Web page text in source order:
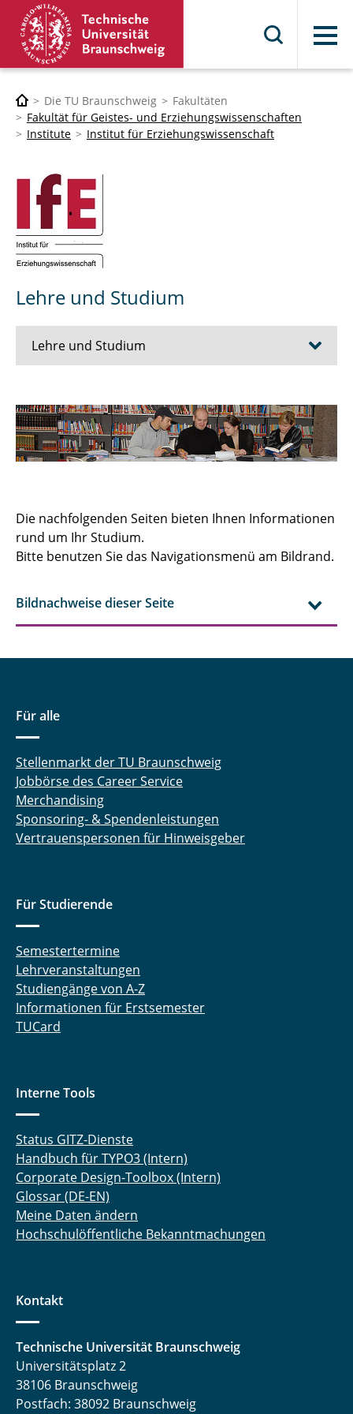
Menü
Die TU Braunschweig
Fakultäten
Fakultät für Geistes- und Erziehungswissenschaften
Institute
Institut für Erziehungswissenschaft
Lehre und Studium
Lehre und Studium
Formulare / Prüfungsanmeldung
Modulbeauftragte
Studiengangskoordination
Studienhilfen/Studienverlaufspläne
Die nachfolgenden Seiten bieten Ihnen Informationen
rund um Ihr Studium.
Bitte benutzen Sie das Navigationsmenü am Bildrand.
Bildnachweise dieser Seite
Für alle
Stellenmarkt der TU Braunschweig
Jobbörse des Career Service
Merchandising
Sponsoring- & Spendenleistungen
Vertrauenspersonen für Hinweisgeber
Für Studierende
Semestertermine
Lehrveranstaltungen
Studiengänge von A-Z
Informationen für Erstsemester
TUCard
Interne Tools
Status GITZ-Dienste
Handbuch für TYPO3 (Intern)
Corporate Design-Toolbox (Intern)
Glossar (DE-EN)
Meine Daten ändern
Hochschulöffentliche Bekanntmachungen
Kontakt
Technische Universität Braunschweig
Universitätsplatz 2
38106 Braunschweig
Postfach: 38092 Braunschweig